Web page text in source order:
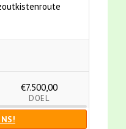
€7.500,00
DOEL